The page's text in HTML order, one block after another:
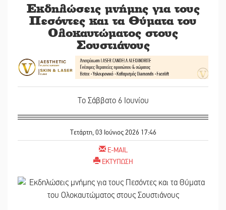
Εκδηλώσεις μνήμης για τους
Πεσόντες και τα Θύματα του
Ολοκαυτώματος στους
Σουστιάνους
Το Σάββατο 6 Ιουνίου
Τετάρτη, 03 Ιούνιος 2026 17:46
E-MAIL
ΕΚΤΥΠΩΣΗ